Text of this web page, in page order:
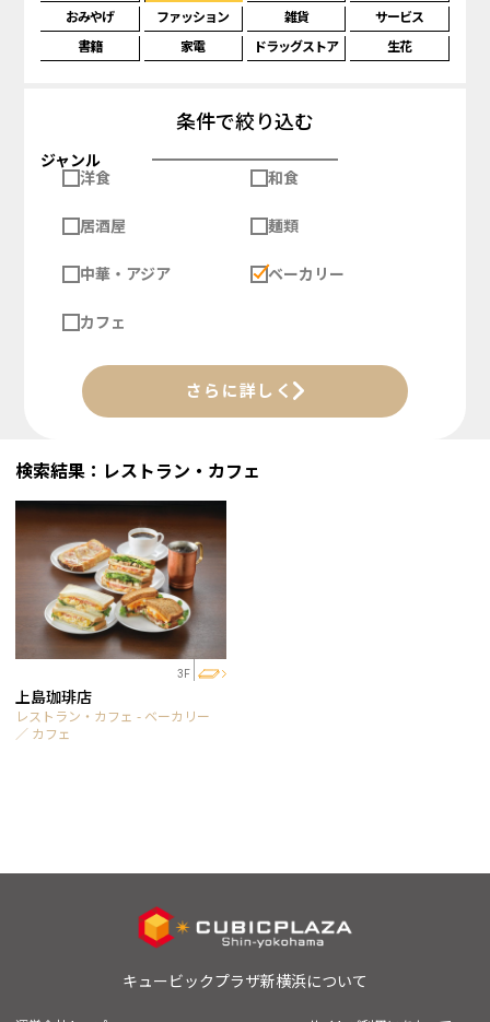
おみやげ ファッション 雑貨
サービス
書籍
家電 ドラッグストア 生花
条件で絞り込む
ジャンル
洋食
和食
居酒屋 麺類
中華・アジア ベーカリー
カフェ
さらに詳しく
検索結果：レストラン・カフェ
3F
上島珈琲店
レストラン・カフェ - ベーカリー
／ カフェ
キュービックプラザ新横浜について